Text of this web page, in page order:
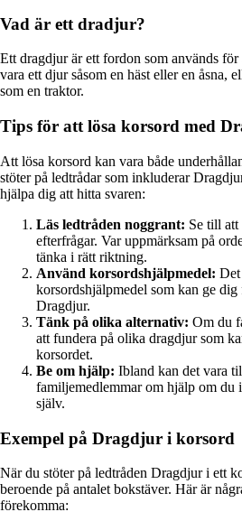
Vad är ett dradjur?
Ett dragdjur är ett fordon som används
vara ett djur såsom en häst eller en åsna,
som en traktor.
Tips för att lösa korsord med
Att lösa korsord kan vara både
stöter på ledtrådar som inkluderar
hjälpa dig att hitta svaren:
Läs ledtråden noggrant: Se till att
efterfrågar. Var uppmärksam på
tänka i rätt riktning.
Använd korsordshjälpmedel:
korsordshjälpmedel som kan ge
Dragdjur.
Tänk på olika alternativ: Om du
att fundera på olika dragdjur som
korsordet.
Be om hjälp: Ibland kan det vara
familjemedlemmar om hjälp om du
själv.
Exempel på Dragdjur i korsord
När du stöter på ledtråden Dragdjur i ett
beroende på antalet bokstäver. Här är
förekomma: